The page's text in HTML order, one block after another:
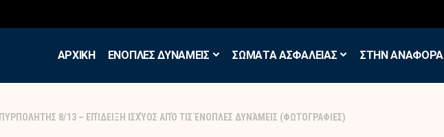
APXIKH ΕΝΟΠΛΕΣ ΔΥΝΑΜΕΙΣ ΣΩΜΑΤΑ ΑΣΦΑΛΕΙΑΣ ΣΤΗΝ ΑΝΑΦΟΡΑ
ΠΥΡΠΟΛΗΤΗΣ 8/13 – ΕΠΊΔΕΙΞΗ ΙΣΧΎΟΣ ΑΠΌ ΤΙΣ ΈΝΟΠΛΕΣ ΔΥΝΆΜΕΙΣ (ΦΩΤΟΓΡΑΦΙΕΣ)